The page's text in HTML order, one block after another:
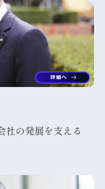
詳細へ arrow_right_alt
社の発展を支える